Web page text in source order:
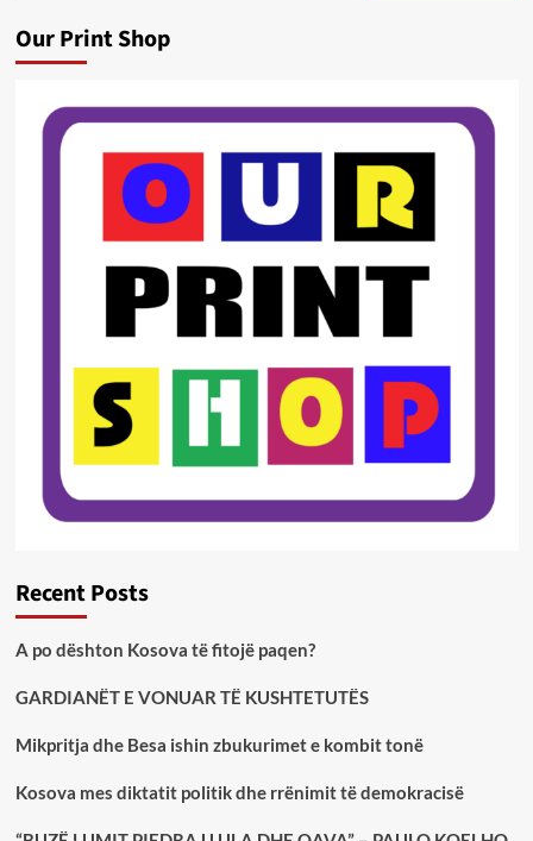
Our Print Shop
Recent Posts
A po dështon Kosova të fitojë paqen?
GARDIANËT E VONUAR TË KUSHTETUTËS
Mikpritja dhe Besa ishin zbukurimet e kombit tonë
Kosova mes diktatit politik dhe rrënimit të demokracisë